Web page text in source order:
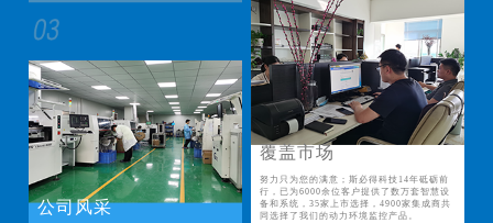
公司风采
覆盖市场
努力只为您的满意；斯必得科技14年砥砺前
行，已为6000余位客户提供了数万套智慧设
备和系统，35家上市选择，4900家集成商共
同选择了我们的动力环境监控产品。